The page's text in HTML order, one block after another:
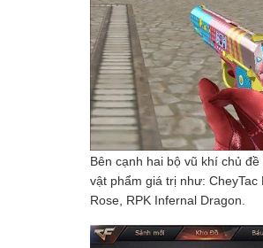
Bên cạnh hai bộ vũ khí chủ
vật phẩm giá trị như: CheyTac
Rose, RPK Infernal Dragon.